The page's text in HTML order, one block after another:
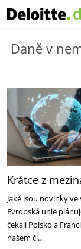
Daně v
Krátce z
Jaké jsou novinky
Evropská unie
čekají Polsko a
našem čl…